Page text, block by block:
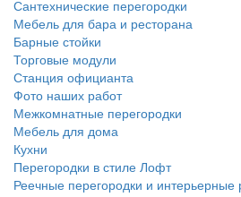
Сантехнические перегородки
Мебель для бара и ресторана
Барные стойки
Торговые модули
Станция официанта
Фото наших работ
Межкомнатные перегородки
Мебель для дома
Кухни
Перегородки в стиле Лофт
Реечные перегородки и интерьерные